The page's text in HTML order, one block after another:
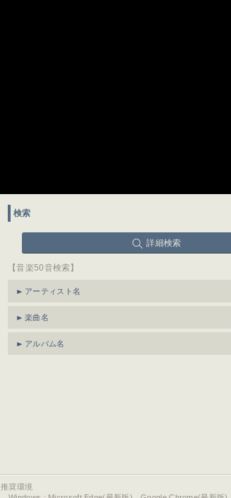
検索
詳細検索
【音楽50音検索】
アーティスト名
楽曲名
アルバム名
推奨環境